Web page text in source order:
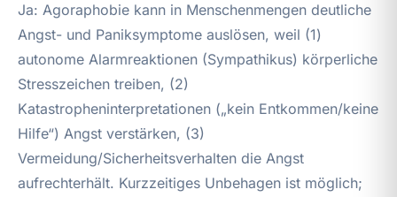
Ja: Agoraphobie kann in Menschenmengen deutliche
Angst- und Paniksymptome auslösen, weil (1)
autonome Alarmreaktionen (Sympathikus) körperliche
Stresszeichen treiben, (2)
Katastropheninterpretationen („kein Entkommen/keine
Hilfe“) Angst verstärken, (3)
Vermeidung/Sicherheitsverhalten die Angst
aufrechterhält. Kurzzeitiges Unbehagen ist möglich;